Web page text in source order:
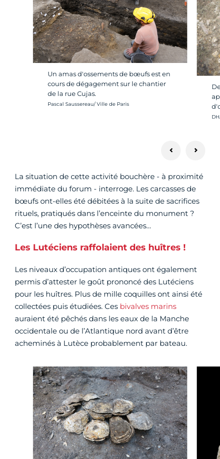
Un amas d'ossements de bœufs est en
cours de dégagement sur le chantier
de la rue Cujas.
Crédit photo :
Pascal Saussereau/ Ville de Paris
La situation de cette activité bouchère - à proximité
immédiate du forum - interroge. Les carcasses de
bœufs ont-elles été débitées à la suite de sacrifices
rituels, pratiqués dans l’enceinte du monument ?
C’est l’une des hypothèses avancées…
Les Lutéciens raffolaient des huîtres !
Les niveaux d’occupation antiques ont également
permis d’attester le goût prononcé des Lutéciens
pour les huîtres. Plus de mille coquilles ont ainsi été
collectées puis étudiées. Ces bivalves marins
auraient été pêchés dans les eaux de la Manche
occidentale ou de l’Atlantique nord avant d’être
acheminés à Lutèce probablement par bateau.